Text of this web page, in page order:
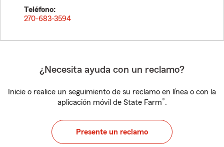
Teléfono:
270-683-3594
¿Necesita ayuda con un reclamo?
Inicie o realice un seguimiento de su reclamo en línea o con la
aplicación móvil de State Farm®.
Presente un reclamo